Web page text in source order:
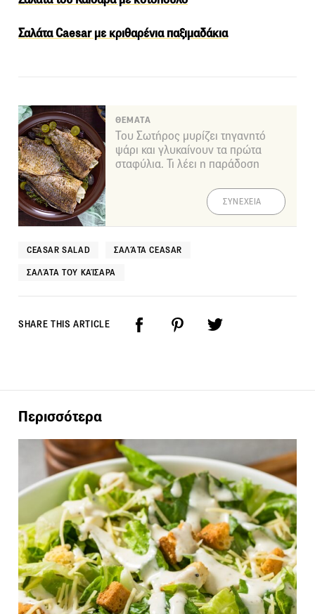
Σαλάτα Caesar με κριθαρένια παξιμαδάκια
ΘΕΜΑΤΑ
Του Σωτήρος μυρίζει τηγανητό
ψάρι και γλυκαίνουν τα πρώτα
σταφύλια. Τι λέει η παράδοση
ΣΥΝΕΧΕΙΑ
CEASAR SALAD ΣΑΛΆΤΑ CEASAR
ΣΑΛΆΤΑ ΤΟΥ ΚΑΊΣΑΡΑ
SHARE THIS ARTICLE
Περισσότερα